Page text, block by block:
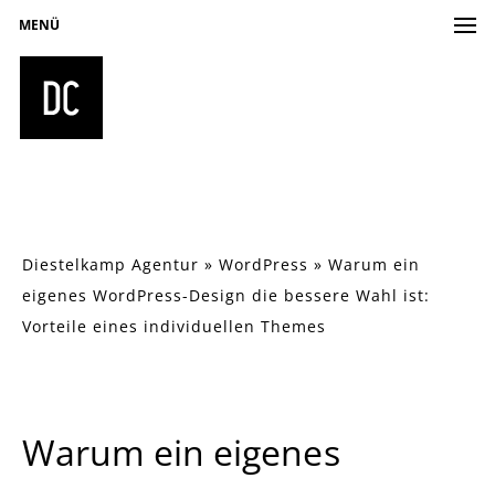
MENÜ
Diestelkamp Agentur » WordPress » Warum ein
eigenes WordPress-Design die bessere Wahl ist:
Vorteile eines individuellen Themes
Warum ein eigenes